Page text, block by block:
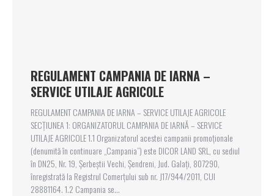
REGULAMENT CAMPANIA DE IARNA –
SERVICE UTILAJE AGRICOLE
REGULAMENT CAMPANIA DE IARNA – SERVICE UTILAJE AGRICOLE
SECȚIUNEA 1: ORGANIZATORUL CAMPANIA DE IARNĂ – SERVICE
UTILAJE AGRICOLE 1.1 Organizatorul acestei campanii promoționale
(denumită în continuare „Campania”) este DICOR LAND SRL, cu sediul
în DN25, Nr. 19, Șerbeștii Vechi, Șendreni, Jud. Galați, 807290,
înregistrată la Registrul Comerțului sub nr. J17/944/2011, CUI
28881164. 1.2 Campania se…